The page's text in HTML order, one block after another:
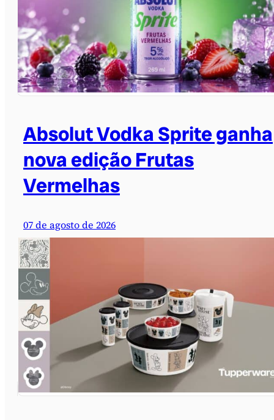
Absolut Vodka Sprite ganha
nova edição Frutas
Vermelhas
07 de agosto de 2026